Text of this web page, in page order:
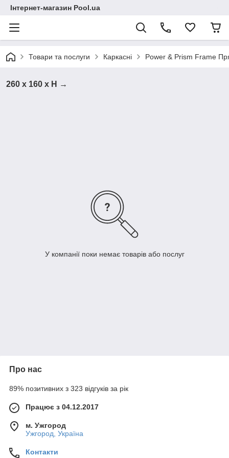
Інтернет-магазин Pool.ua
Товари та послуги Каркасні Power & Prism Frame
260 х 160 х Н →
У компанії поки немає товарів або послуг
Про нас
89% позитивних з 323 відгуків за рік
Працює з 04.12.2017
м. Ужгород
Ужгород, Україна
Контакти